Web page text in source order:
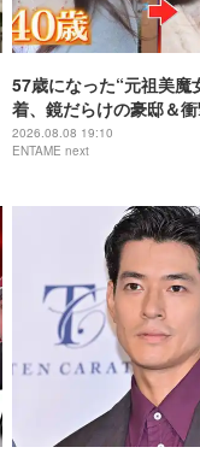
57歳になった“元祖美魔
着、鏡だらけの豪邸＆
を披露
2026.08.08 19:10
ENTAME next